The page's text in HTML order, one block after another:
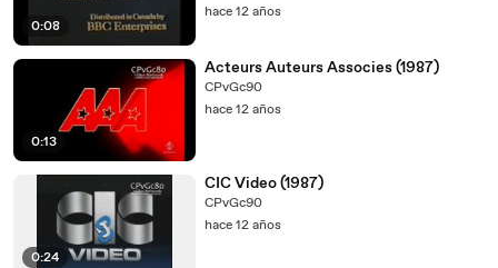
0:08
hace 12 años
0:13
Acteurs Auteurs Associes (1987)
CPvGc90
hace 12 años
0:24
CIC Video (1987)
CPvGc90
hace 12 años